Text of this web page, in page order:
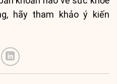
hãy tham khảo ý kiến